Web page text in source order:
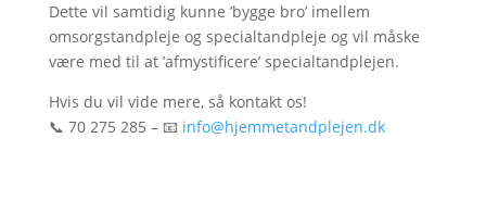
Dette vil samtidig kunne ’bygge bro’ imellem
omsorgstandpleje og specialtandpleje og vil måske
være med til at ’afmystificere’ specialtandplejen.
Hvis du vil vide mere, så kontakt os!
📞 70 275 285 – 📧 info@hjemmetandplejen.dk